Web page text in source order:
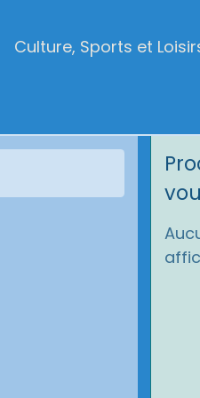
Culture, Sports et